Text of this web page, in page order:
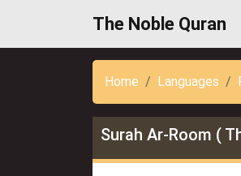
The Noble Quran
Home Languages
Surah Ar-Room (